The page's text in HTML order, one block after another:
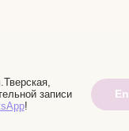
записи
!
En